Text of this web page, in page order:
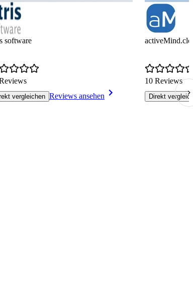
software
vergleichen Reviews ansehen
10 Reviews
Direkt